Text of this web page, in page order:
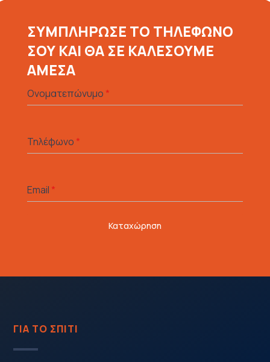
ΣΥΜΠΛΗΡΩΣΕ ΤΟ ΤΗΛΕΦΩΝΟ
ΣΟΥ ΚΑΙ ΘΑ ΣΕ ΚΑΛΕΣΟΥΜΕ
ΑΜΕΣΑ
Ονοματεπώνυμο *
Τηλέφωνο *
Email *
Καταχώρηση
ΓΙΑ ΤΟ ΣΠΙΤΙ